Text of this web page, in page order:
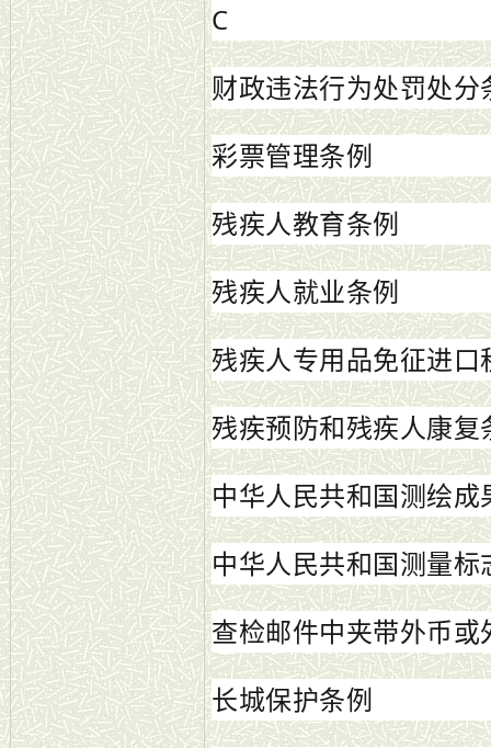
C
财政违法行为处罚处分
彩票管理条例
残疾人教育条例
残疾人就业条例
残疾人专用品免征进
残疾预防和残疾人康复
中华人民共和国测绘成
中华人民共和国测量标
查检邮件中夹带外币
长城保护条例